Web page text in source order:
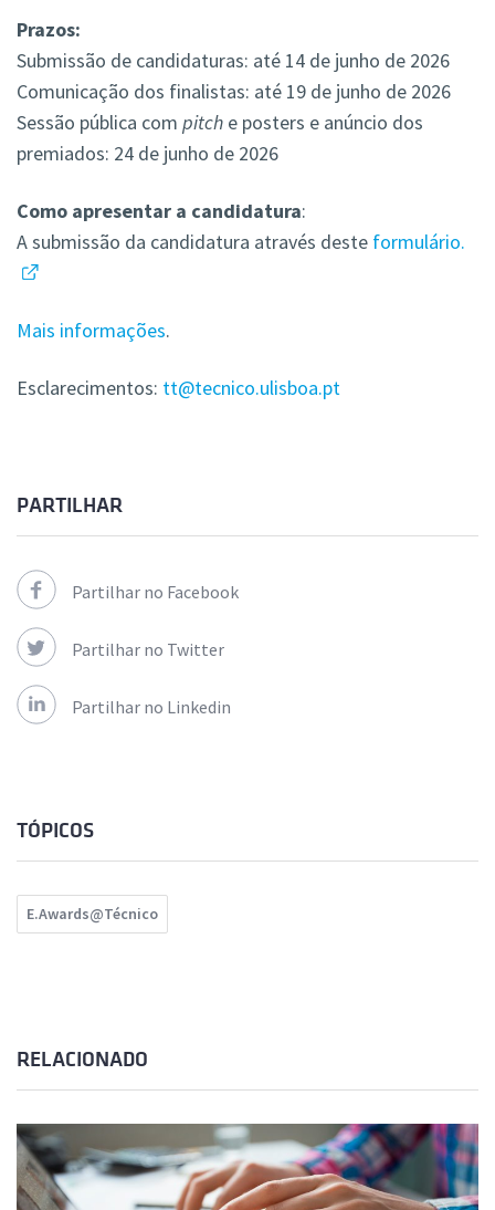
Prazos:
Submissão de candidaturas: até 14 de junho de 2026
Comunicação dos finalistas: até 19 de junho de 2026
Sessão pública com pitch e posters e anúncio dos
premiados: 24 de junho de 2026
Como apresentar a candidatura:
A submissão da candidatura através deste formulário.
Mais informações.
Esclarecimentos: tt@tecnico.ulisboa.pt
PARTILHAR
Partilhar no Facebook
Partilhar no Twitter
Partilhar no Linkedin
TÓPICOS
E.Awards@Técnico
RELACIONADO